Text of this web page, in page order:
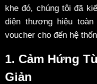
khe đó, chúng tôi đã
diện thương hiệu
voucher cho đến hệ
1. Cảm Hứng
Giản